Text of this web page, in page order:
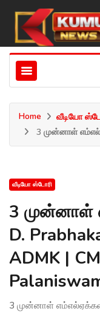
Home
வீடியோ
3 முன்னாள்
வீடியோ ஸ்டோரி
3 முன்னாள்
D.
ADMK |
3 முன்னாள்